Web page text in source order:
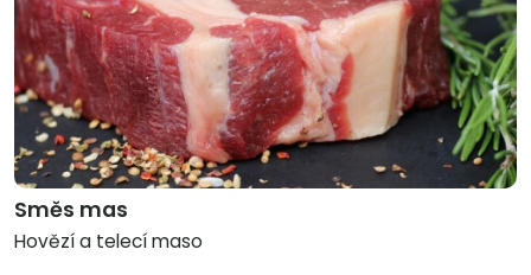
Směs mas
Hovězí a telecí maso